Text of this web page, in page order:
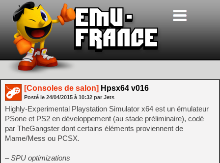
[Consoles de salon] Hpsx64 v016
Posté le 24/04/2015 à 10:32 par Jets
Highly-Experimental Playstation Simulator x64 est un émulateur
PSone et PS2 en développement (au stade préliminaire), codé
par TheGangster dont certains éléments proviennent de
Mame/Mess ou PCSX.
– SPU optimizations